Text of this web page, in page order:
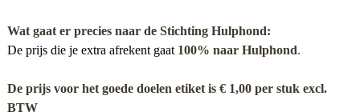
Wat gaat er precies naar de Stichting Hulphond:
De prijs die je extra afrekent gaat 100% naar Hulphond.
De prijs voor het goede doelen etiket is € 1,00 per stuk excl.
BTW